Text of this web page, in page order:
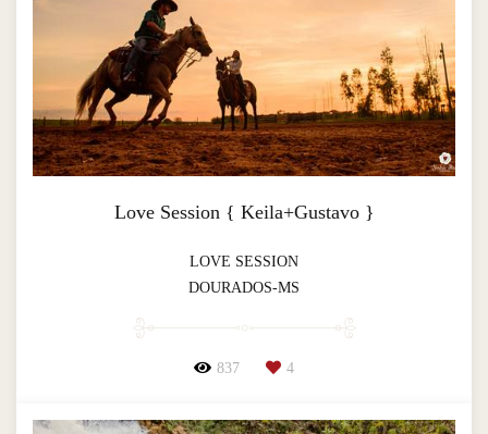
Love Session { Keila+Gustavo }
LOVE SESSION
DOURADOS-MS
837 4